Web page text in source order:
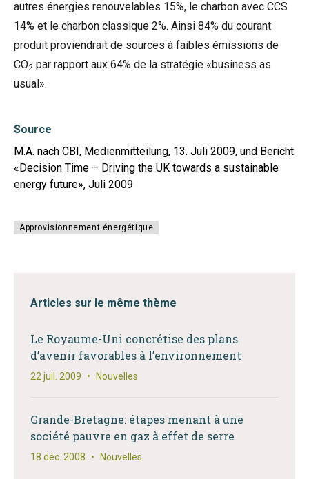
autres énergies renouvelables 15%, le charbon avec CCS
14% et le charbon classique 2%. Ainsi 84% du courant
produit proviendrait de sources à faibles émissions de
CO2 par rapport aux 64% de la stratégie «business as
usual».
Source
M.A. nach CBI, Medienmitteilung, 13. Juli 2009, und Bericht
«Decision Time – Driving the UK towards a sustainable
energy future», Juli 2009
Approvisionnement énergétique
Articles sur le même thème
Le Royaume-Uni concrétise des plans
d’avenir favorables à l’environnement
22 juil. 2009 • Nouvelles
Grande-Bretagne: étapes menant à une
société pauvre en gaz à effet de serre
18 déc. 2008 • Nouvelles